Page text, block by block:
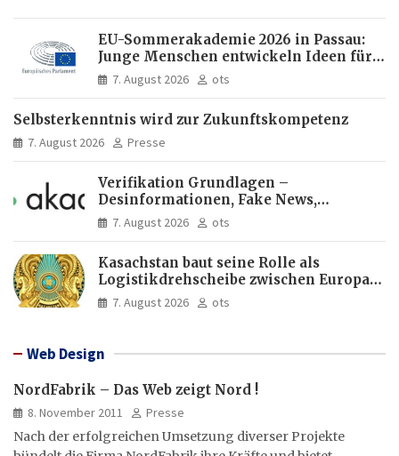
EU-Sommerakademie 2026 in Passau:
Junge Menschen entwickeln Ideen für
Europas Zukunft
7. August 2026 ots
Selbsterkenntnis wird zur Zukunftskompetenz
7. August 2026 Presse
Verifikation Grundlagen –
Desinformationen, Fake News,
manipulierte Inhalte | dpa-Akademie
7. August 2026 ots
Kasachstan baut seine Rolle als
Logistikdrehscheibe zwischen Europa
und Asien aus
7. August 2026 ots
Web Design
NordFabrik – Das Web zeigt Nord !
8. November 2011
Presse
Nach der erfolgreichen Umsetzung diverser Projekte